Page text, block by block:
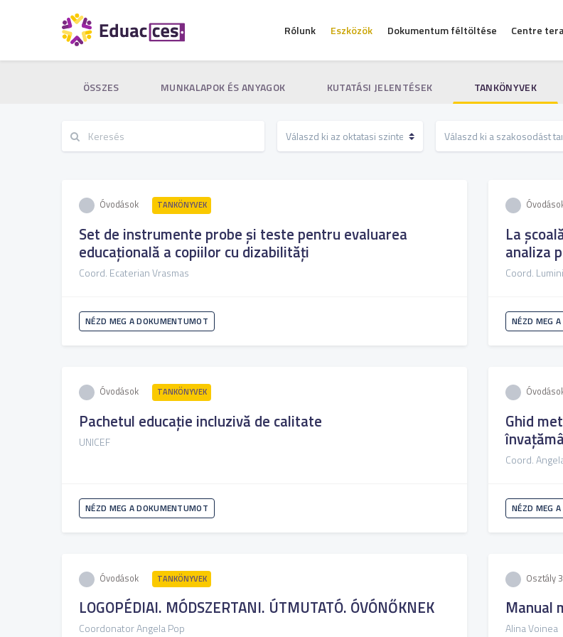
Rólunk Eszközök Dokumentum féltöltése Centre
ÖSSZES MUNKALAPOK ÉS ANYAGOK KUTATÁSI JELENTÉSEK TANKÖNYVEK
Óvodások TANKÖNYVEK
Set de instrumente probe și teste pentru evaluarea
educațională a copiilor cu dizabilități
Coord. Ecaterian Vrasmas
NÉZD MEG A DOKUMENTUMOT
La
analiza
Coord.
NÉZD MEG
Óvodások TANKÖNYVEK
Pachetul educație incluzivă de calitate
UNICEF
NÉZD MEG A DOKUMENTUMOT
Ghid
Coord.
NÉZD MEG
Óvodások TANKÖNYVEK
LOGOPÉDIAI. MÓDSZERTANI. ÚTMUTATÓ. ÓVÓNŐKNEK
Coordonator Angela Pop
Osztály
Manual
Alina Voinea